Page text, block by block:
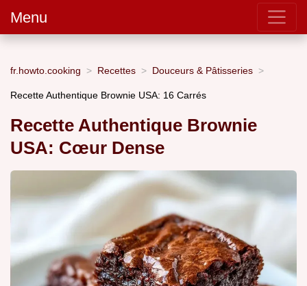
Menu
fr.howto.cooking Recettes Douceurs & Pâtisseries
Recette Authentique Brownie USA: 16 Carrés
Recette Authentique Brownie
USA: Cœur Dense